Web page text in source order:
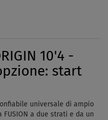
10'4 -
start
gonfiabile universale di ampio
FUSION a due strati e da un